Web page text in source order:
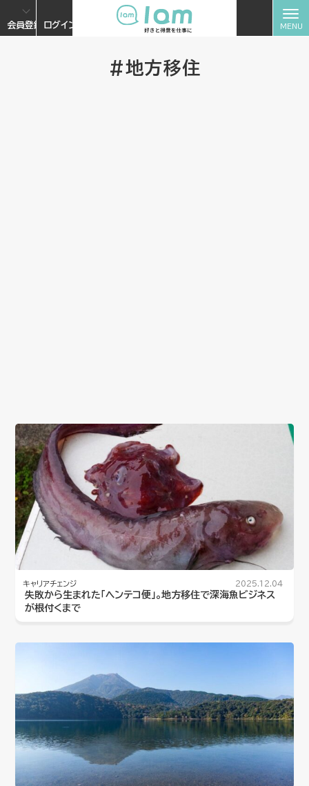
会員登録 ログイン
#地方移住
キャリアチェンジ 2025.12.04
失敗から生まれた「ヘンテコ便」。地方移住で深海魚ビジネス
が根付くまで